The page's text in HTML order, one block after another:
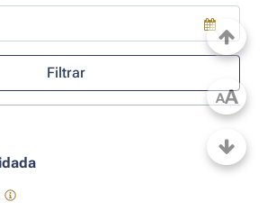
para baixo para abrir o calendário; Use as
Filtrar
AA